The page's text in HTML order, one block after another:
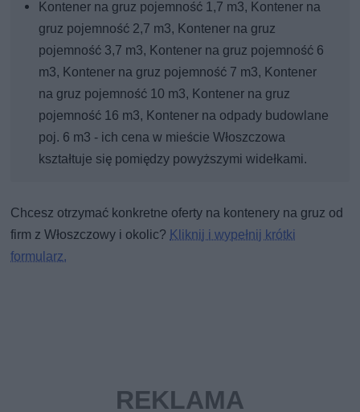
Kontener na gruz pojemność 1,7 m3, Kontener na
gruz pojemność 2,7 m3, Kontener na gruz
pojemność 3,7 m3, Kontener na gruz pojemność 6
m3, Kontener na gruz pojemność 7 m3, Kontener
na gruz pojemność 10 m3, Kontener na gruz
pojemność 16 m3, Kontener na odpady budowlane
poj. 6 m3 - ich cena w mieście Włoszczowa
kształtuje się pomiędzy powyższymi widełkami.
Chcesz otrzymać konkretne oferty na kontenery na gruz od
firm z Włoszczowy i okolic? Kliknij i wypełnij krótki
formularz.